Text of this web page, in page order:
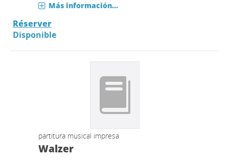
Más información...
Réserver
Disponible
partitura musical impresa
Walzer